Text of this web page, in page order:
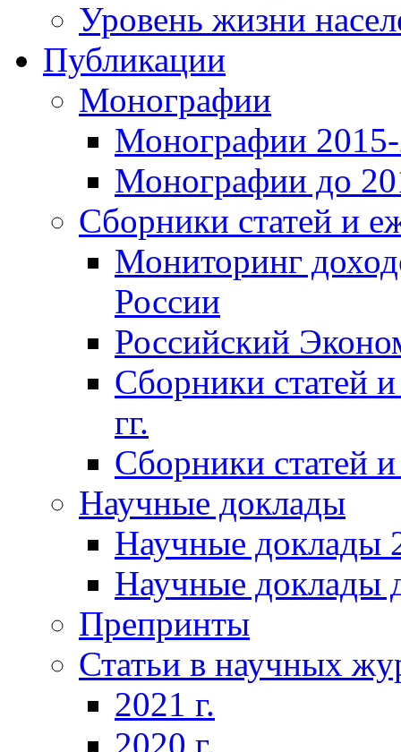
Уровень жизни
Публикации
Монографии
Монографии 2015-
Монографии до
Сборники статей и
Мониторинг
России
Российский
Сборники статей
гг.
Сборники статей
Научные доклады
Научные доклады
Научные доклады
Препринты
Статьи в научных
2021 г.
2020 г.